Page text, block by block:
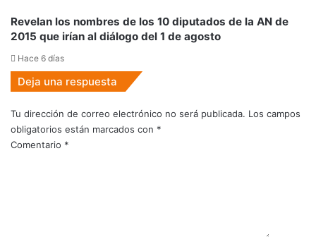
Revelan los nombres de los 10 diputados de la AN de
2015 que irían al diálogo del 1 de agosto
Hace 6 días
Deja una respuesta
Tu dirección de correo electrónico no será publicada. Los campos
obligatorios están marcados con *
Comentario *